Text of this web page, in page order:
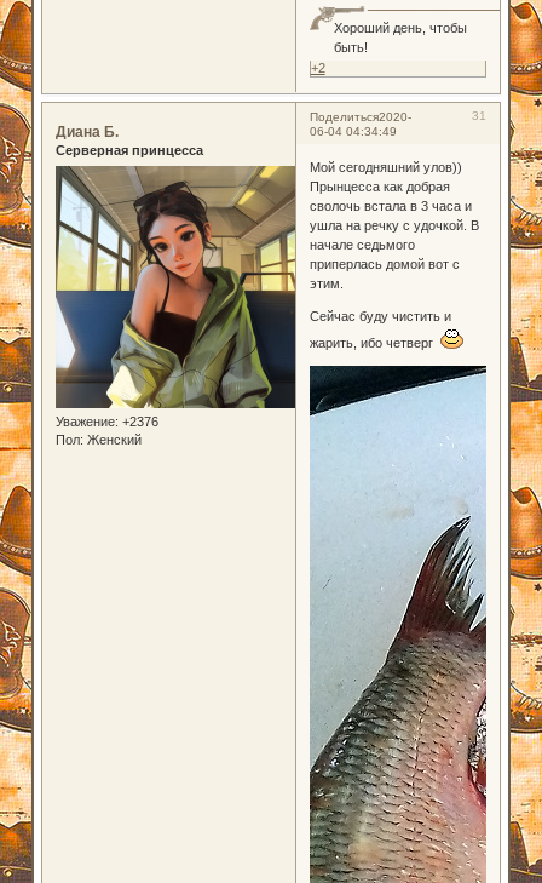
Хороший день, чтобы
быть!
+2
Поделиться 31
2020-
06-04 04:34:49
Диана Б.
Серверная принцесса
Уважение: +2376
Пол: Женский
Мой сегодняшний улов))
Прынцесса как добрая
сволочь встала в 3 часа и
ушла на речку с удочкой. В
начале седьмого
приперлась домой вот с
этим.
Сейчас буду чистить и
жарить, ибо четверг